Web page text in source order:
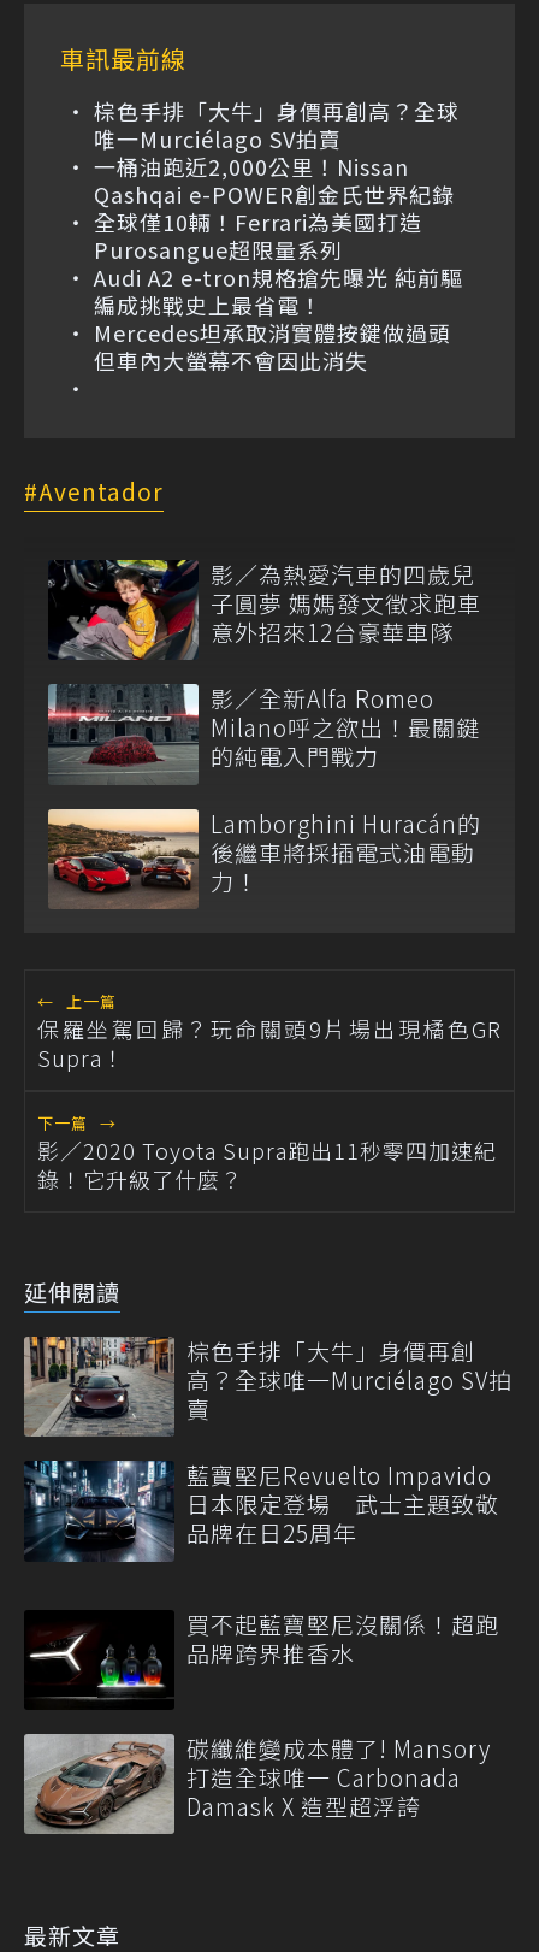
車訊最前線
棕色手排「大牛」身價再創高？全球
唯一Murciélago SV拍賣
一桶油跑近2,000公里！Nissan
Qashqai e-POWER創金氏世界紀錄
全球僅10輛！Ferrari為美國打造
Purosangue超限量系列
Audi A2 e-tron規格搶先曝光 純前驅
編成挑戰史上最省電！
Mercedes坦承取消實體按鍵做過頭
但車內大螢幕不會因此消失
Aventador
影／為熱愛汽車的四歲兒
子圓夢 媽媽發文徵求跑車
意外招來12台豪華車隊
影／全新Alfa Romeo
Milano呼之欲出！最關鍵
的純電入門戰力
Lamborghini Huracán的
後繼車將採插電式油電動
力！
← 上一篇
保羅坐駕回歸？玩命關頭9片場出現橘色GR
Supra！
下一篇 →
影／2020 Toyota Supra跑出11秒零四加速紀
錄！它升級了什麼？
延伸閱讀
棕色手排「大牛」身價再創
高？全球唯一Murciélago SV拍
賣
藍寶堅尼Revuelto Impavido
日本限定登場 武士主題致敬
品牌在日25周年
買不起藍寶堅尼沒關係！超跑
品牌跨界推香水
碳纖維變成本體了! Mansory
打造全球唯一 Carbonada
Damask X 造型超浮誇
最新文章